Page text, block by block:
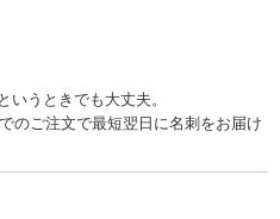
いうときでも大丈夫。
のご注文で最短翌日に名刺をお届け